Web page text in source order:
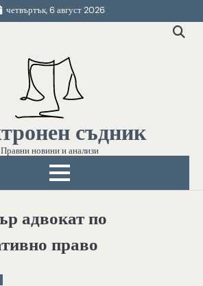
четвъртък, 6 август 2026
съдник
Правни новини и анализи
адвокат по
право